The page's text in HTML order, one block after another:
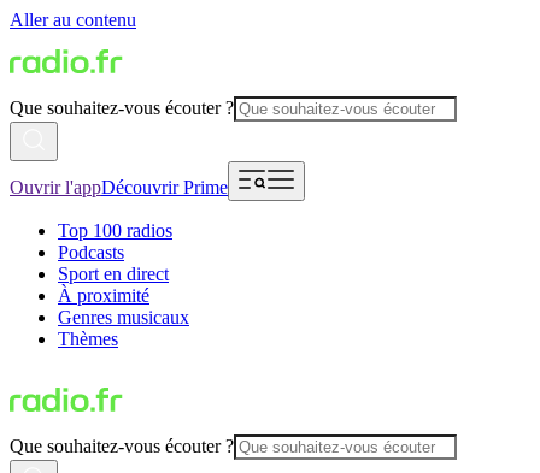
Aller au contenu
Que souhaitez-vous écouter ?
Ouvrir l'appDécouvrir Prime
Top 100 radios
Podcasts
Sport en direct
À proximité
Genres musicaux
Thèmes
Que souhaitez-vous écouter ?